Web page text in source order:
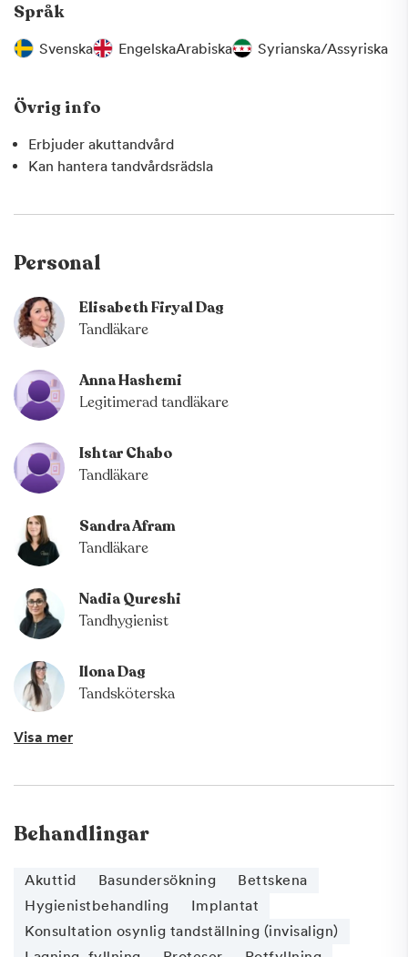
Språk
Svenska EngelskaArabiska Syrianska/Assyriska
Övrig info
Erbjuder akuttandvård
Kan hantera tandvårdsrädsla
Personal
Elisabeth Firyal Dag
Tandläkare
Anna Hashemi
Legitimerad tandläkare
Ishtar Chabo
Tandläkare
Sandra Afram
Tandläkare
Nadia Qureshi
Tandhygienist
Ilona Dag
Tandsköterska
Visa mer
Behandlingar
Akuttid Basundersökning
Bettskena
Hygienistbehandling
Implantat
Konsultation osynlig tandställning (invisalign)